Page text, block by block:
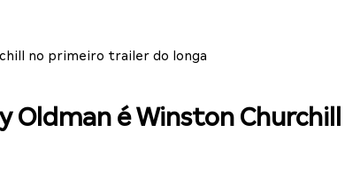
no primeiro trailer do longa
Oldman é Winston